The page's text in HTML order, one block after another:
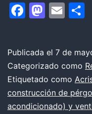
Facebook
Publicada el 7 de
Categorizado como
Etiquetado como
construcción de
acondicionado) y